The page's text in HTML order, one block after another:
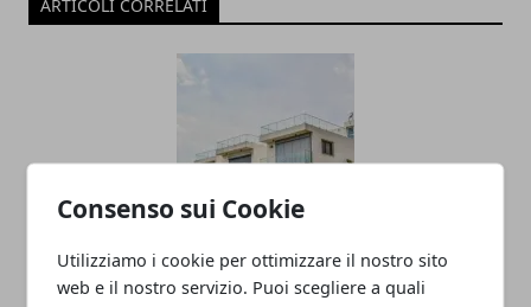
Consenso sui Cookie
Utilizziamo i cookie per ottimizzare il nostro sito
web e il nostro servizio. Puoi scegliere a quali
ARTICOLI CORRELATI
La situazione nel 2018 del Mercato
Immobiliare ad Avellino